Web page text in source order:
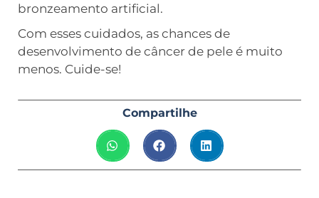
bronzeamento artificial.
Com esses cuidados, as chances de
desenvolvimento de câncer de pele é muito
menos. Cuide-se!
Compartilhe